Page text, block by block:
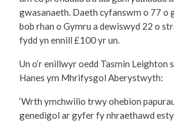
gwasanaeth. Daeth cyfanswm o 77 o
bob rhan o Gymru a dewiswyd 22 o
fydd yn ennill £100 yr un.
Un o’r enillwyr oedd Tasmin Leighton
Hanes ym Mhrifysgol Aberystwyth:
‘Wrth ymchwilio trwy ohebion
genedigol ar gyfer fy nhraethawd